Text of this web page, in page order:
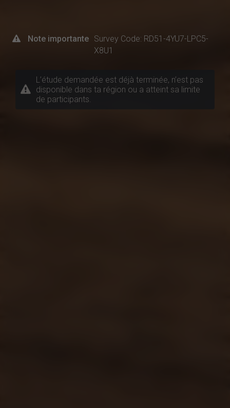
Note importante Survey Code: RD51-4YU7-LPC5-
X8U1
L’étude demandée est déjà terminée, n’est pas
disponible dans ta région ou a atteint sa limite
de participants.